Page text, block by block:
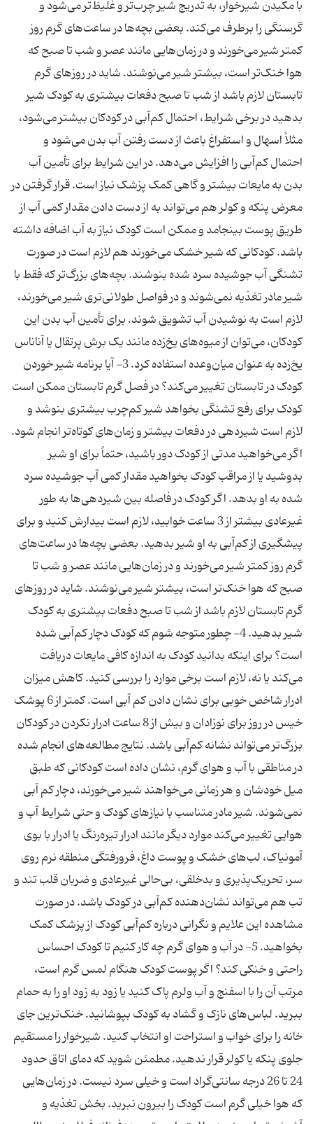
با مکیدن شیرخوار، به تدریج شیر چرب‌تر و غلیظ‌تر می‌شود و
گرسنگی را برطرف می‌کند. بعضی بچه‌ها در ساعت‌های گرم روز
کمتر شیر می‌خورند و در زمان‌هایی مانند عصر و شب تا صبح که
هوا خنک‌تر است، بیشتر شیر می‌نوشند. شاید در روزهای گرم
تابستان لازم باشد از شب تا صبح دفعات بیشتری به کودک شیر
بدهید در برخی شرایط، احتمال کم‌آبی در کودکان بیشتر می‌شود،
مثلاً اسهال و استفراغ باعث از دست رفتن آب بدن می‌شود و
احتمال کم‌آبی را افزایش می‌دهد. در این شرایط برای تأمین آب
بدن به مایعات بیشتر و گاهی کمک پزشک نیاز است. قرار گرفتن در
معرض پنکه و کولر هم می‌تواند به از دست دادن مقدار کمی آب از
طریق پوست بینجامد و ممکن است کودک نیاز به آب اضافه داشته
باشد. کودکانی که شیر خشک می‌خورند هم لازم است در صورت
تشنگی آب جوشیده سرد شده بنوشند. بچه‌های بزرگ‌تر که فقط با
شیر مادر تغذیه نمی‌شوند و در فواصل طولانی‌تری شیر می‌خورند،
لازم است به نوشیدن آب تشویق شوند. برای تأمین آب بدن این
کودکان، می‌توان از میوه‌های یخ‌زده مانند یک برش پرتقال یا آناناس
یخ‌زده به عنوان میان‌وعده استفاده کرد. 3- آیا برنامه شیر خوردن
کودک در تابستان تغییر می‌کند؟ در فصل گرم تابستان ممکن است
کودک برای رفع تشنگی بخواهد شیر کم‌چرب بیشتری بنوشد و
لازم است شیردهی در دفعات بیشتر و زمان‌های کوتاه‌تر انجام شود.
اگر می‌خواهید مدتی از کودک دور باشید، حتماً برای او شیر
بدوشید یا از مراقب کودک بخواهید مقدار کمی آب جوشیده سرد
شده به او بدهد. اگر کودک در فاصله بین شیردهی‌ها به طور
غیرعادی بیشتر از 3 ساعت خوابید، لازم است بیدارش کنید و برای
پیشگیری از کم‌آبی به او شیر بدهید. بعضی بچه‌ها در ساعت‌های
گرم روز کمتر شیر می‌خورند و در زمان‌هایی مانند عصر و شب تا
صبح که هوا خنک‌تر است، بیشتر شیر می‌نوشند. شاید در روزهای
گرم تابستان لازم باشد از شب تا صبح دفعات بیشتری به کودک
شیر بدهید. 4- چطور متوجه شوم که کودک دچار کم‌آبی شده
است؟ برای اینکه بدانید کودک به اندازه کافی مایعات دریافت
می‌کند یا نه، لازم است برخی موارد را بررسی کنید. کاهش میزان
ادرار شاخص خوبی برای نشان دادن کم آبی است. کمتر از 6 پوشک
خیس در روز برای نوزادان و بیش از 8 ساعت ادرار نکردن در کودکان
بزرگ‌تر می‌تواند نشانه کم‌آبی باشد. نتایج مطالعه‌های انجام شده
در مناطقی با آب و هوای گرم، نشان داده است کودکانی که طبق
میل خودشان و هر زمانی می‌خواهند شیر می‌خورند، دچار کم آبی
نمی‌شوند. شیر مادر متناسب با نیازهای کودک و حتی شرایط آب و
هوایی تغییر می‌کند موارد دیگر مانند ادرار تیره‌رنگ یا ادرار با بوی
آمونیاک، لب‌های خشک و پوست داغ، فرورفتگی منطقه نرم روی
سر، تحریک‌پذیری و بدخلقی، بی‌حالی غیرعادی و ضربان قلب تند و
تب هم می‌تواند نشان‌دهنده کم‌آبی در کودک باشد. در صورت
مشاهده این علایم و نگرانی درباره کم‌آبی کودک از پزشک کمک
بخواهید. 5- در آب و هوای گرم چه کار کنیم تا کودک احساس
راحتی و خنکی کند؟ اگر پوست کودک هنگام لمس گرم است،
مرتب آن را با اسفنج و آب ولرم پاک کنید یا زود به زود او را به حمام
ببرید. لباس‌های نازک و گشاد به کودک بپوشانید. خنک‌ترین جای
خانه را برای خواب و استراحت او انتخاب کنید. شیرخوار را مستقیم
جلوی پنکه یا کولر قرار ندهید. مطمئن شوید که دمای اتاق حدود
24 تا 26 درجه سانتی‌گراد است و خیلی سرد نیست. در زمان‌هایی
که هوا خیلی گرم است کودک را بیرون نبرید. بخش تغذیه و